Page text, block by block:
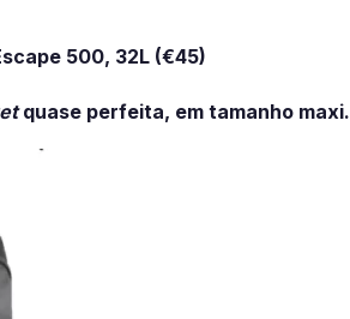
500, 32L (€45)
quase perfeita, em tamanho maxi.